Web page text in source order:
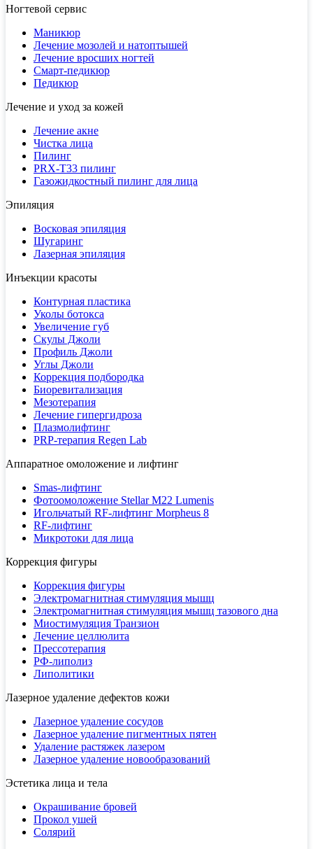
Ногтевой сервис
Маникюр
Лечение мозолей и натоптышей
Лечение вросших ногтей
Смарт-педикюр
Педикюр
Лечение и уход за кожей
Лечение акне
Чистка лица
Пилинг
PRX-T33 пилинг
Газожидкостный пилинг для лица
Эпиляция
Восковая эпиляция
Шугаринг
Лазерная эпиляция
Инъекции красоты
Контурная пластика
Уколы ботокса
Увеличение губ
Скулы Джоли
Профиль Джоли
Углы Джоли
Коррекция подбородка
Биоревитализация
Мезотерапия
Лечение гипергидроза
Плазмолифтинг
PRP-терапия Regen Lab
Аппаратное омоложение и лифтинг
Smas-лифтинг
Фотоомоложение Stellar M22 Lumenis
Игольчатый RF-лифтинг Morpheus 8
RF-лифтинг
Микротоки для лица
Коррекция фигуры
Коррекция фигуры
Электромагнитная стимуляция мышц
Электромагнитная стимуляция мышц тазового дна
Миостимуляция Транзион
Лечение целлюлита
Прессотерапия
РФ-липолиз
Липолитики
Лазерное удаление дефектов кожи
Лазерное удаление сосудов
Лазерное удаление пигментных пятен
Удаление растяжек лазером
Лазерное удаление новообразований
Эстетика лица и тела
Окрашивание бровей
Прокол ушей
Солярий